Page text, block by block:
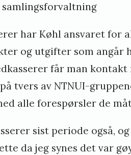
samlingsforvaltning
har Køhl ansvaret for
og utgifter som angår
får man kontakt
tvers av NTNUI-
alle forespørsler de
sist periode også,
da jeg synes det var